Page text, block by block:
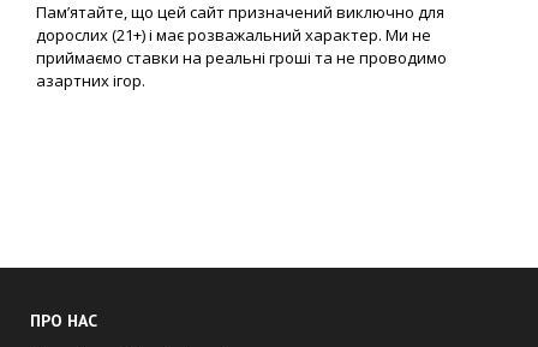
Пам’ятайте, що цей сайт призначений виключно для
дорослих (21+) і має розважальний характер. Ми не
приймаємо ставки на реальні гроші та не проводимо
азартних ігор.
ПРО НАС